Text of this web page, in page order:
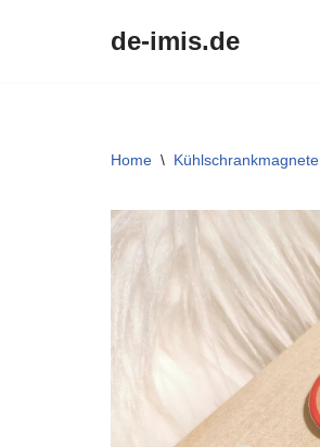
de-imis.de
Home \ Kühlschrankmagnete